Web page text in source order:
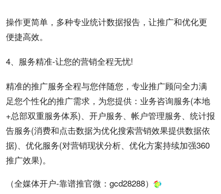
操作更简单，多种专业统计数据报告，让推广和优化更
便捷高效。
4、服务精准-让您的营销全程无忧!
精准的推广服务全程与您伴随您，专业推广顾问全力满
足您个性化的推广需求，为您提供：业务咨询服务(本地
+总部双重服务体系)、 开户服务、帐户管理服务、统计报
告服务(消费和点击数据为优化搜索营销效果提供数据依
据)、优化服务(对营销现状分析、优化方案持续加强360
推广效果)。
（全媒体开户-靠谱推官微： gcd28288）